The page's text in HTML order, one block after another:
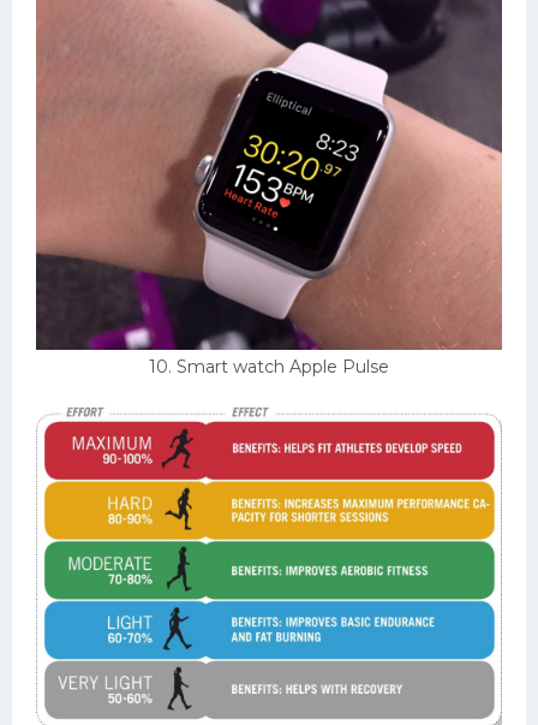
10. Smart watch Apple Pulse